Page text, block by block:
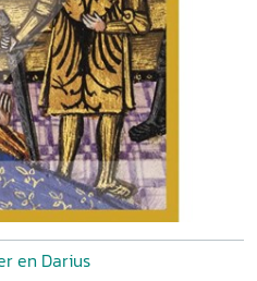
en Darius